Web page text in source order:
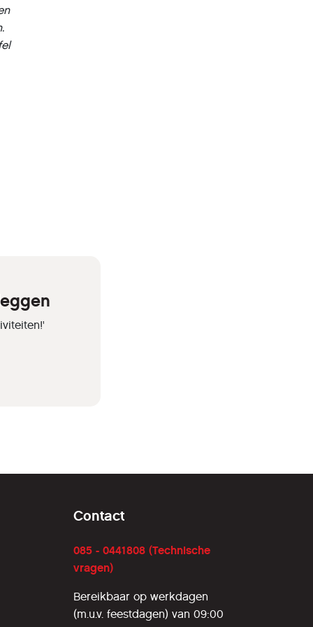
Contact
085 - 0441808 (Technische
vragen)
Bereikbaar op werkdagen
(m.u.v. feestdagen) van 09:00